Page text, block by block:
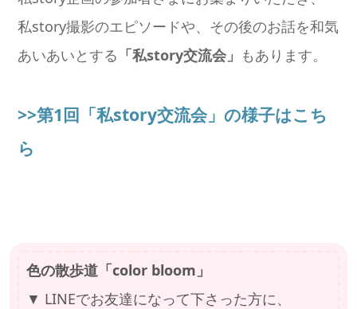
私story撮影のエピソードや、その後のお話を和気
あいあいとする 「私story交流会」 もあります。
>>第1回「私story交流会」の様子はこち
ら
色の散歩道「color bloom」
▼ LINEでお友達になって下さった方に、